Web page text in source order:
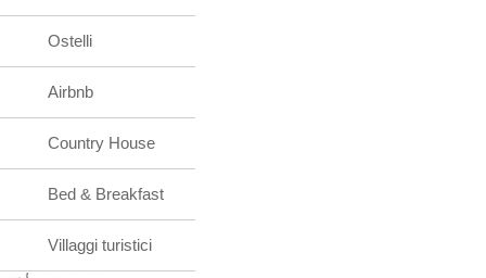
Ostelli
Airbnb
Country House
Bed & Breakfast
Villaggi turistici